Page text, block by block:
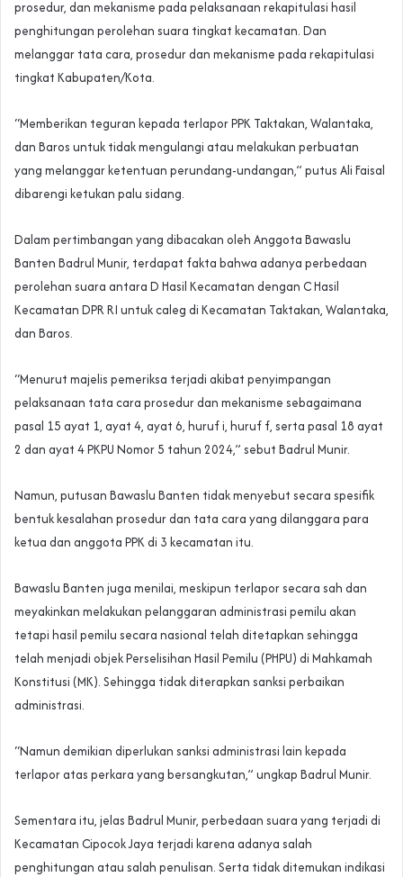
prosedur, dan mekanisme pada pelaksanaan rekapitulasi hasil
penghitungan perolehan suara tingkat kecamatan. Dan
melanggar tata cara, prosedur dan mekanisme pada rekapitulasi
tingkat Kabupaten/Kota.
“Memberikan teguran kepada terlapor PPK Taktakan, Walantaka,
dan Baros untuk tidak mengulangi atau melakukan perbuatan
yang melanggar ketentuan perundang-undangan,” putus Ali Faisal
dibarengi ketukan palu sidang.
Dalam pertimbangan yang dibacakan oleh Anggota Bawaslu
Banten Badrul Munir, terdapat fakta bahwa adanya perbedaan
perolehan suara antara D Hasil Kecamatan dengan C Hasil
Kecamatan DPR RI untuk caleg di Kecamatan Taktakan, Walantaka,
dan Baros.
“Menurut majelis pemeriksa terjadi akibat penyimpangan
pelaksanaan tata cara prosedur dan mekanisme sebagaimana
pasal 15 ayat 1, ayat 4, ayat 6, huruf i, huruf f, serta pasal 18 ayat
2 dan ayat 4 PKPU Nomor 5 tahun 2024,” sebut Badrul Munir.
Namun, putusan Bawaslu Banten tidak menyebut secara spesifik
bentuk kesalahan prosedur dan tata cara yang dilanggara para
ketua dan anggota PPK di 3 kecamatan itu.
Bawaslu Banten juga menilai, meskipun terlapor secara sah dan
meyakinkan melakukan pelanggaran administrasi pemilu akan
tetapi hasil pemilu secara nasional telah ditetapkan sehingga
telah menjadi objek Perselisihan Hasil Pemilu (PHPU) di Mahkamah
Konstitusi (MK). Sehingga tidak diterapkan sanksi perbaikan
administrasi.
“Namun demikian diperlukan sanksi administrasi lain kepada
terlapor atas perkara yang bersangkutan,” ungkap Badrul Munir.
Sementara itu, jelas Badrul Munir, perbedaan suara yang terjadi di
Kecamatan Cipocok Jaya terjadi karena adanya salah
penghitungan atau salah penulisan. Serta tidak ditemukan indikasi